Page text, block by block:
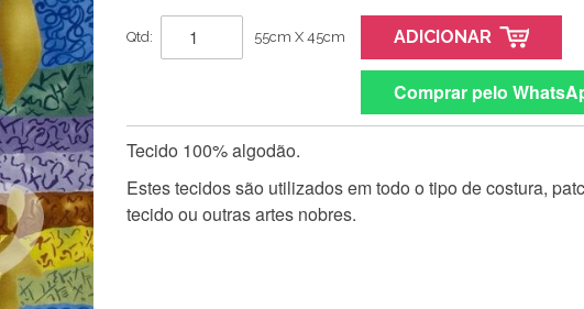
Qtd: 55cm X 45cm ADICIONAR
Comprar pelo
Tecido 100% algodão.
Estes tecidos são utilizados em todo o tipo de costura,
tecido ou outras artes nobres.